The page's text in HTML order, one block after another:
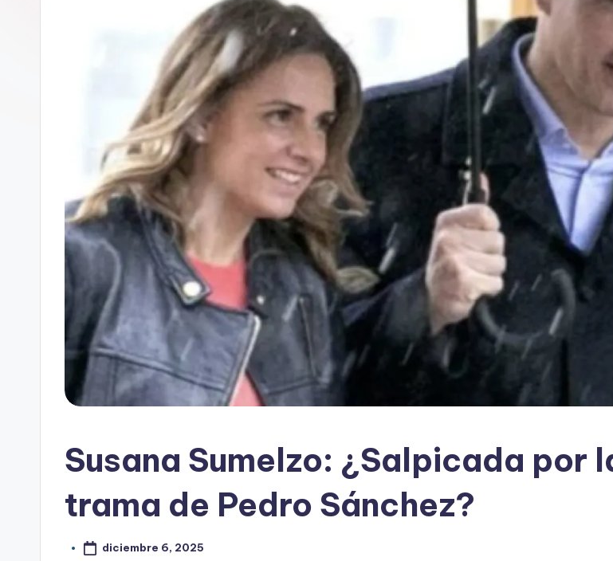
Susana Sumelzo: ¿Salpicada por
trama de Pedro Sánchez?
diciembre 6, 2025